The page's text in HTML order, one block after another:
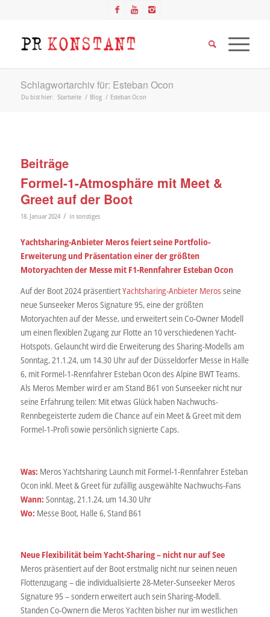
Schlagwortarchiv für: Esteban Ocon
Du bist hier: Startseite / Blog / Esteban Ocon
Beiträge
Formel-1-Atmosphäre mit Meet &
Greet auf der Boot
18. Januar 2024 / in sonstiges
Yachtsharing-Anbieter Meros feiert seine Portfolio-
Erweiterung und Präsentation einer der größten
Motoryachten der Messe mit F1-Rennfahrer Esteban Ocon
Auf der Boot 2024 präsentiertYachtsharing-Anbieter Meros seine
neue Sunseeker Meros Signature 95, eine der größten
Motoryachten auf der Messe, und erweitert sein Co-Owner Modell
um einen flexiblen Zugang zur Flotte an 10 verschiedenen Yacht-
Hotspots. Gelauncht wird die Erweiterung des Sharing-Modells am
Sonntag, 21.1.24, um 14.30 Uhr auf der Düsseldorfer Messe in Halle
6, mit Formel-1-Rennfahrer Esteban Ocon des Alpine BWT Teams.
Als Meros Member wird er am Stand B61 von Sunseeker nicht nur
seine Erfahrung teilen: Mit etwas Glück haben Nachwuchs-
Rennbegeisterte zudem die Chance auf ein Meet & Greet mit dem
Formel-1-Profi sowie persönlich signierte Caps.
Was: Meros Yachtsharing Launch mit Formel-1-Rennfahrer Esteban
Ocon inkl. Meet & Greet für zufällig ausgewählte Nachwuchs-Fans
Wann: Sonntag, 21.1.24, um 14.30 Uhr
Wo: Messe Boot, Halle 6, Stand B61
Neue Flexibilität beim Yacht-Sharing – nicht nur auf See
Meros präsentiert auf der Boot erstmalig nicht nur seinen neuen
Flottenzugang – die individualisierte 28-Meter-Sunseeker Meros
Signature 95 – sondern erweitert auch sein Sharing-Modell.
Standen Co-Ownern die Meros Yachten bisher nur im westlichen